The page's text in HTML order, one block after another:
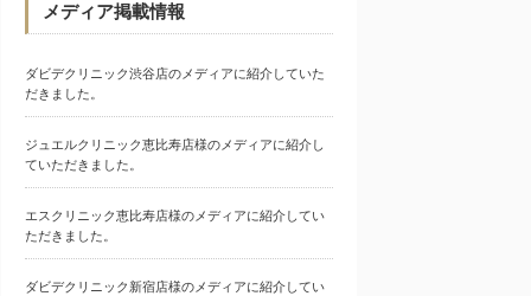
メディア掲載情報
ダビデクリニック渋谷店のメディアに紹介していた
だきました。
ジュエルクリニック恵比寿店様のメディアに紹介し
ていただきました。
エスクリニック恵比寿店様のメディアに紹介してい
ただきました。
ダビデクリニック新宿店様のメディアに紹介してい